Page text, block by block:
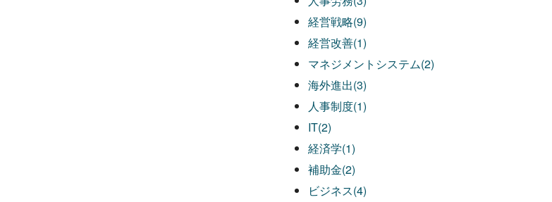
経営戦略(9)
経営改善(1)
マネジメントシステム(2)
海外進出(3)
人事制度(1)
IT(2)
経済学(1)
補助金(2)
ビジネス(4)